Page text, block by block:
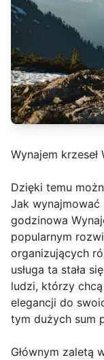
Wynajem krzeseł
Dzięki temu
Jak
godzinowa
popularnym
organizujących
usługa ta stała
ludzi, którzy
elegancji do
tym dużych sum
Głównym zaletą